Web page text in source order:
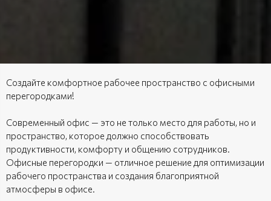
Создайте комфортное рабочее пространство с офисными
перегородками!
Современный офис — это не только место для работы, но и
пространство, которое должно способствовать
продуктивности, комфорту и общению сотрудников.
Офисные перегородки — отличное решение для оптимизации
рабочего пространства и создания благоприятной
атмосферы в офисе.